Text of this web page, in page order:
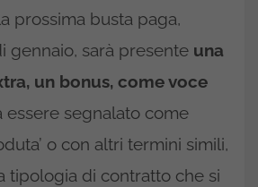
prossima busta paga,
gennaio, sarà presente una
un bonus, come voce
essere segnalato come
o con altri termini simili,
tipologia di contratto che si